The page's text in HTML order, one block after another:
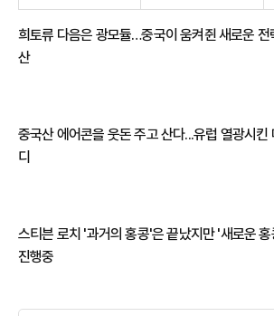
희토류 다음은 광모듈…중국이 움켜쥔 새로운 전
산
중국산 에어콘을 웃돈 주고 산다...유럽 열광시킨
디
스티븐 로치 '과거의 홍콩'은 끝났지만 '새로운
진행중